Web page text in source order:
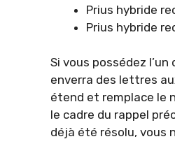
Prius hybride
Prius hybride
Si vous possédez
enverra des lettres
étend et remplace le
le cadre du rappel
déjà été résolu, vous